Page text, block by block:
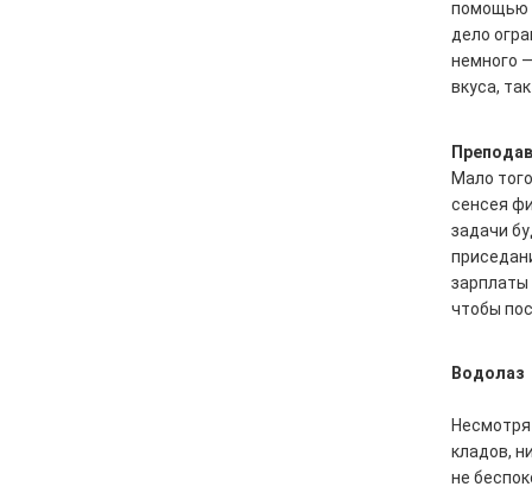
помощью
дело
немного
вкуса,
Мало
сенсея
задачи
чтобы
Водолаз
кладов,
не